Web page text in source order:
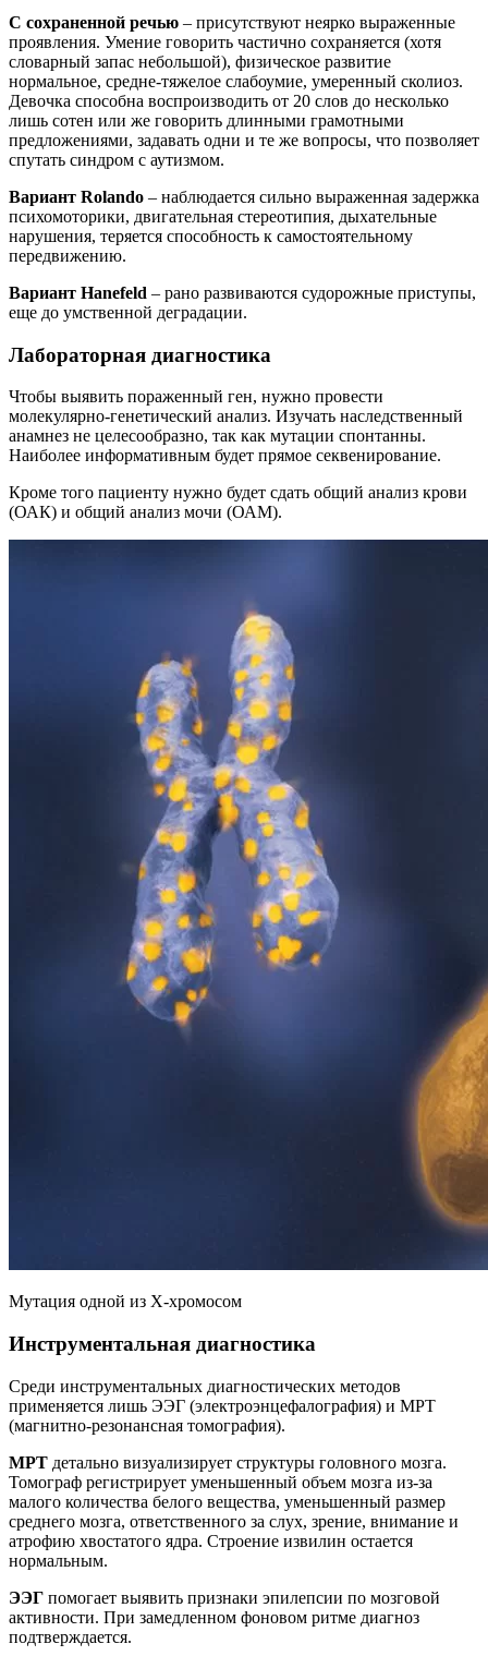
С сохраненной речью – присутствуют неярко выраженные
проявления. Умение говорить частично сохраняется (хотя
словарный запас небольшой), физическое развитие
нормальное, средне-тяжелое слабоумие, умеренный сколиоз.
Девочка способна воспроизводить от 20 слов до несколько
лишь сотен или же говорить длинными грамотными
предложениями, задавать одни и те же вопросы, что позволяет
спутать синдром с аутизмом.
Вариант Rolando – наблюдается сильно выраженная задержка
психомоторики, двигательная стереотипия, дыхательные
нарушения, теряется способность к самостоятельному
передвижению.
Вариант Hanefeld – рано развиваются судорожные приступы,
еще до умственной деградации.
Лабораторная диагностика
Чтобы выявить пораженный ген, нужно провести
молекулярно-генетический анализ. Изучать наследственный
анамнез не целесообразно, так как мутации спонтанны.
Наиболее информативным будет прямое секвенирование.
Кроме того пациенту нужно будет сдать общий анализ крови
(ОАК) и общий анализ мочи (ОАМ).
Мутация одной из Х-хромосом
Инструментальная диагностика
Среди инструментальных диагностических методов
применяется лишь ЭЭГ (электроэнцефалография) и МРТ
(магнитно-резонансная томография).
МРТ детально визуализирует структуры головного мозга.
Томограф регистрирует уменьшенный объем мозга из-за
малого количества белого вещества, уменьшенный размер
среднего мозга, ответственного за слух, зрение, внимание и
атрофию хвостатого ядра. Строение извилин остается
нормальным.
ЭЭГ помогает выявить признаки эпилепсии по мозговой
активности. При замедленном фоновом ритме диагноз
подтверждается.